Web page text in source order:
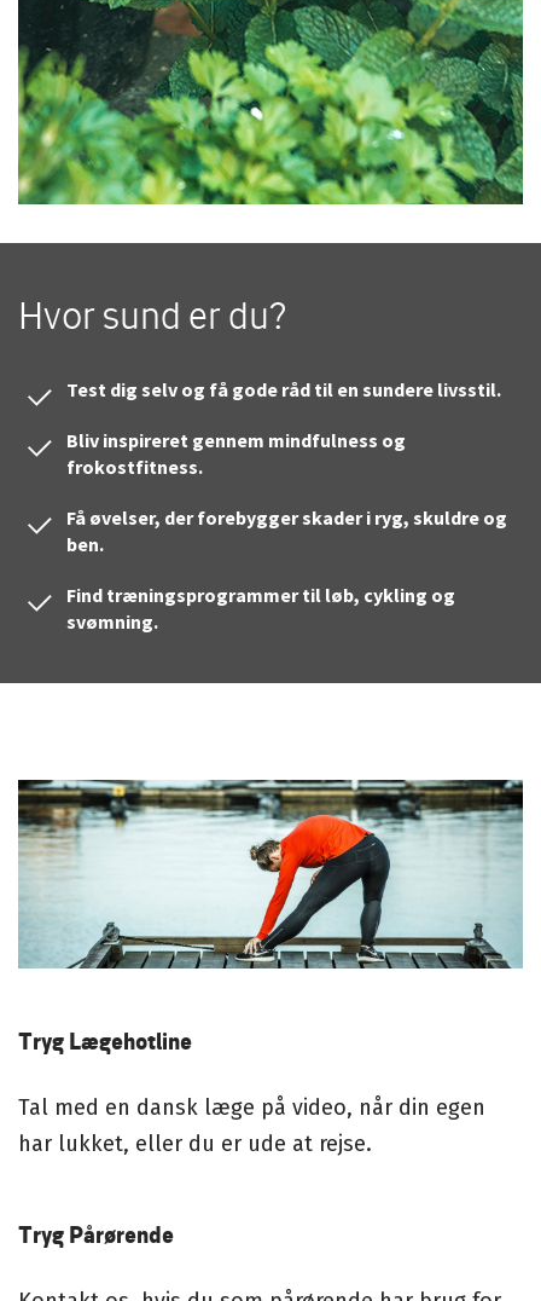
Hvor sund er du?
Test dig selv og få gode råd til en sundere livsstil.
Bliv inspireret gennem mindfulness og
frokostfitness.
Få øvelser, der forebygger skader i ryg, skuldre og
ben.
Find træningsprogrammer til løb, cykling og
svømning.
Tryg Lægehotline
Tal med en dansk læge på video, når din egen
har lukket, eller du er ude at rejse.
Tryg Pårørende